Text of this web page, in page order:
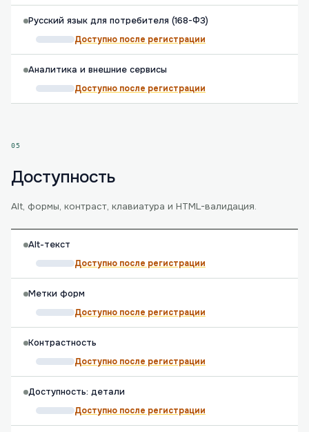
Русский язык для потребителя (168-ФЗ)
Доступно после регистрации
Аналитика и внешние сервисы
Доступно после регистрации
05
Доступность
Alt, формы, контраст, клавиатура и HTML-валидация.
Alt-текст
Доступно после регистрации
Метки форм
Доступно после регистрации
Контрастность
Доступно после регистрации
Доступность: детали
Доступно после регистрации